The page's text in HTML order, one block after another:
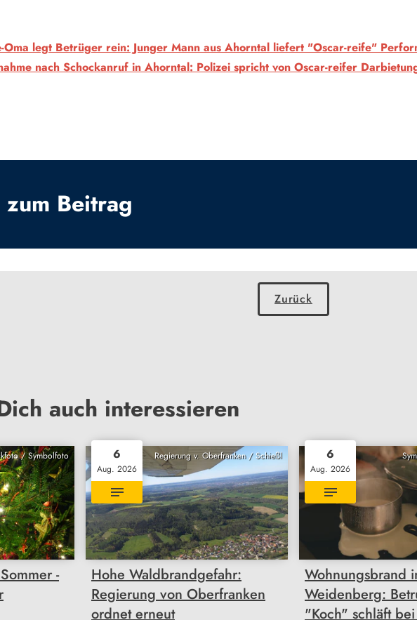
Oma legt Betrüger rein: Junger Mann aus Ahorntal liefert "Oscar-reife"
nach Schockanruf in Ahorntal: Polizei spricht von Oscar-reifer
Beitrag
Zurück
auch interessieren
/ Symbolfoto
-
Regierung v. Oberfranken / Schießl
6
Aug. 2026
Hohe Waldbrandgefahr:
Regierung von Oberfranken
ordnet erneut
6
Aug. 2026
Wohnungsbrand
Weidenberg:
"Koch" schläft